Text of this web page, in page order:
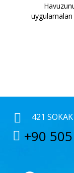
421
+90